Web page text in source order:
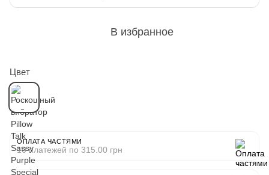
В избранное
Цвет
ОПЛАТА ЧАСТЯМИ
10 платежей по 315.00 грн